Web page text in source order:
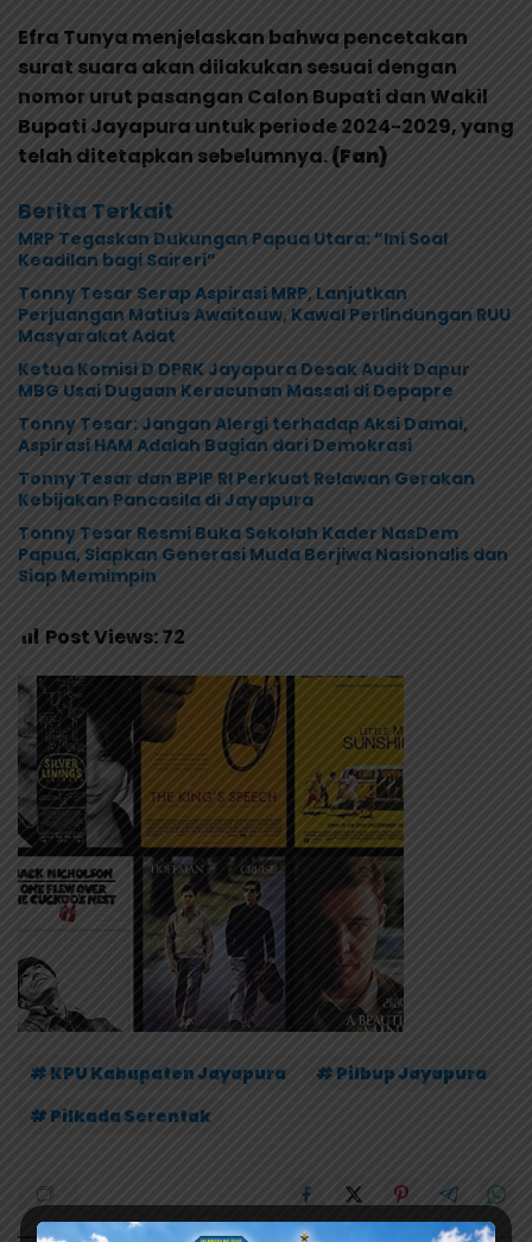
Efra Tunya menjelaskan bahwa pencetakan
surat suara akan dilakukan sesuai dengan
nomor urut pasangan Calon Bupati dan Wakil
Bupati Jayapura untuk periode 2024-2029, yang
telah ditetapkan sebelumnya.(Fan)
Berita Terkait
MRP Tegaskan Dukungan Papua Utara: “Ini Soal
Keadilan bagi Saireri”
Tonny Tesar Serap Aspirasi MRP, Lanjutkan
Perjuangan Matius Awaitouw, Kawal Perlindungan RUU
Masyarakat Adat
Ketua Komisi D DPRK Jayapura Desak Audit Dapur
MBG Usai Dugaan Keracunan Massal di Depapre
Tonny Tesar: Jangan Alergi terhadap Aksi Damai,
Aspirasi HAM Adalah Bagian dari Demokrasi
Tonny Tesar dan BPIP RI Perkuat Relawan Gerakan
Kebijakan Pancasila di Jayapura
Tonny Tesar Resmi Buka Sekolah Kader NasDem
Papua, Siapkan Generasi Muda Berjiwa Nasionalis dan
Siap Memimpin
Post Views:72
# KPU Kabupaten Jayapura
# Pilbup Jayapura
# Pilkada Serentak